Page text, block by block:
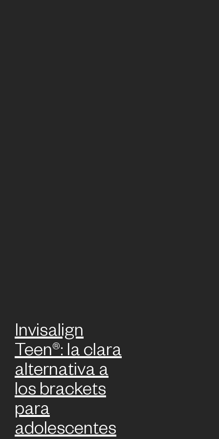
Invisalign
Teen®: la clara
alternativa a
los brackets
para
adolescentes